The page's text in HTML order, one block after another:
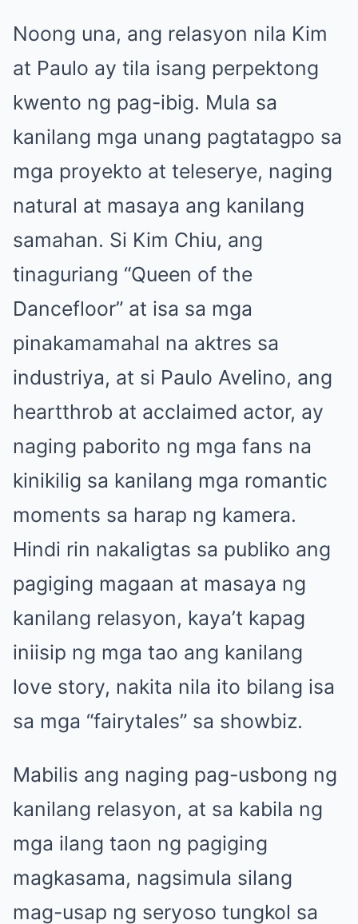
Noong una, ang relasyon nila Kim
at Paulo ay tila isang perpektong
kwento ng pag-ibig. Mula sa
kanilang mga unang pagtatagpo sa
mga proyekto at teleserye, naging
natural at masaya ang kanilang
samahan. Si Kim Chiu, ang
tinaguriang “Queen of the
Dancefloor” at isa sa mga
pinakamamahal na aktres sa
industriya, at si Paulo Avelino, ang
heartthrob at acclaimed actor, ay
naging paborito ng mga fans na
kinikilig sa kanilang mga romantic
moments sa harap ng kamera.
Hindi rin nakaligtas sa publiko ang
pagiging magaan at masaya ng
kanilang relasyon, kaya’t kapag
iniisip ng mga tao ang kanilang
love story, nakita nila ito bilang isa
sa mga “fairytales” sa showbiz.
Mabilis ang naging pag-usbong ng
kanilang relasyon, at sa kabila ng
mga ilang taon ng pagiging
magkasama, nagsimula silang
mag-usap ng seryoso tungkol sa